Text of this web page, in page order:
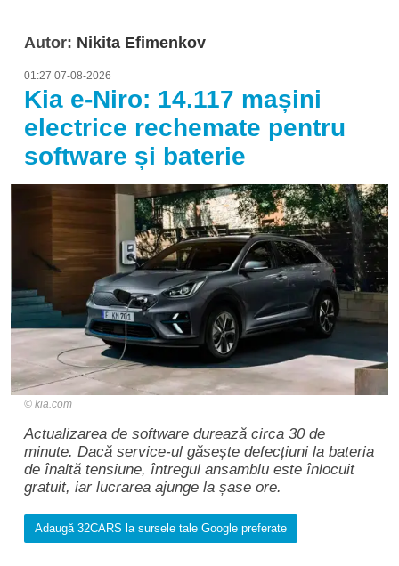
Autor: Nikita Efimenkov
01:27 07-08-2026
Kia e-Niro: 14.117 mașini
electrice rechemate pentru
software și baterie
kia.com
Actualizarea de software durează circa 30 de
minute. Dacă service-ul găsește defecțiuni la bateria
de înaltă tensiune, întregul ansamblu este înlocuit
gratuit, iar lucrarea ajunge la șase ore.
Adaugă 32CARS la sursele tale Google preferate